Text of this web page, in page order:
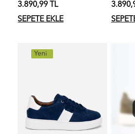
3.890,99 TL
SEPETE EKLE
Yeni